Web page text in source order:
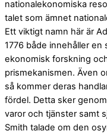
nationalekonomiska
talet som ämnet
Ett viktigt namn här är
1776 både innehåller en
ekonomisk forskning
prismekanismen. Även
så kommer deras
fördel. Detta sker
varor och tjänster samt
Smith talade om den